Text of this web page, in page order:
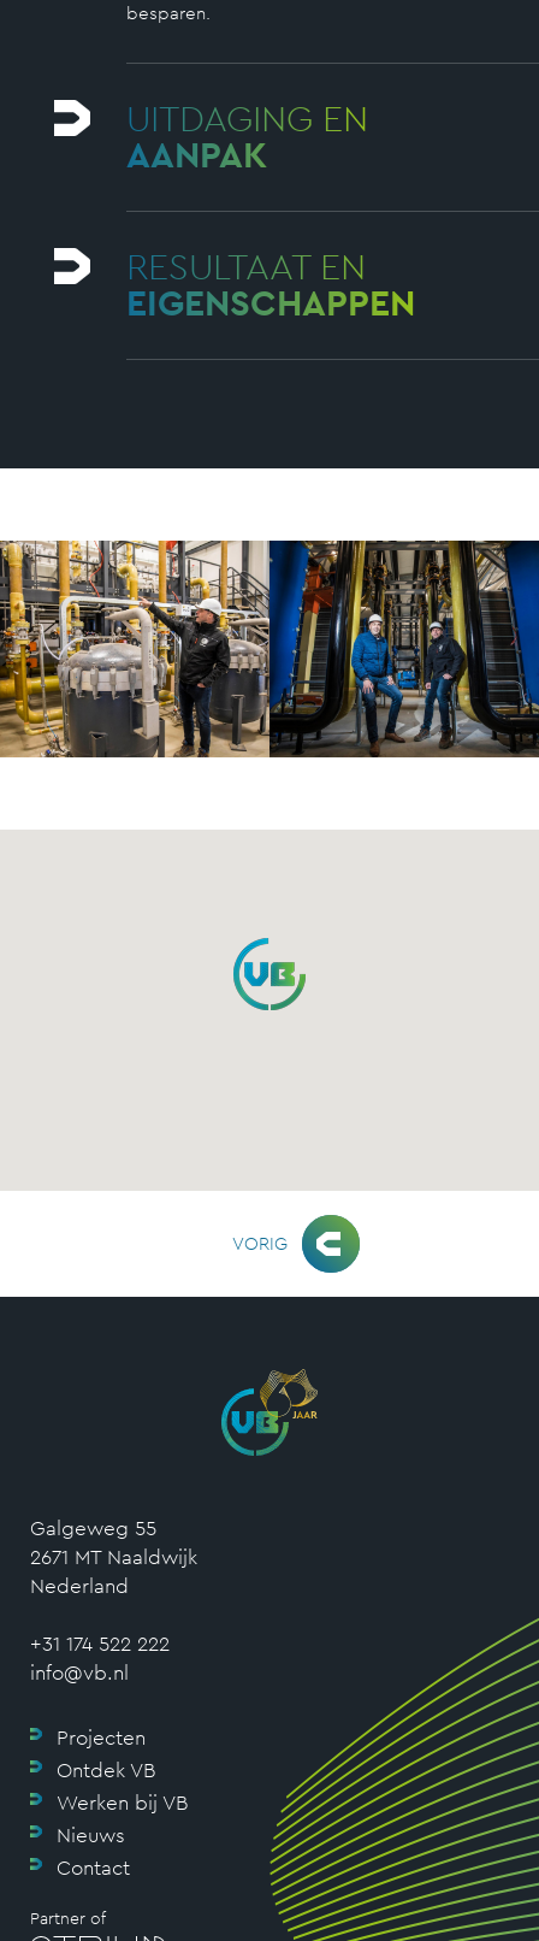
besparen.
UITDAGING EN
AANPAK
RESULTAAT EN
EIGENSCHAPPEN
VORIG
Galgeweg 55
2671 MT Naaldwijk
Nederland
+31 174 522 222
info@vb.nl
Projecten
Ontdek VB
Werken bij VB
Nieuws
Contact
Partner of